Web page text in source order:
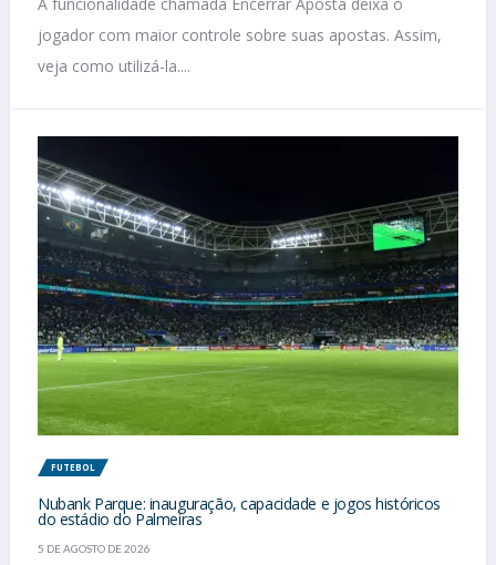
A funcionalidade chamada Encerrar Aposta deixa o
jogador com maior controle sobre suas apostas. Assim,
veja como utilizá-la....
FUTEBOL
Nubank Parque: inauguração, capacidade e jogos históricos
do estádio do Palmeiras
5 DE AGOSTO DE 2026